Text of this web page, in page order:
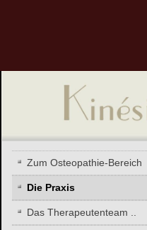
Zum Osteopathie-Bereich
Die Praxis
Das Therapeutenteam ..